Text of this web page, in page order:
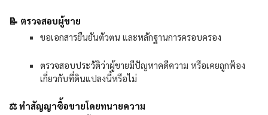
📝 ตรวจสอบผู้ขาย
ขอเอกสารยืนยันตัวตน และหลักฐานการครอบครอง
ตรวจสอบประวัติว่าผู้ขายมีปัญหาคดีความ หรือเคยถูกฟ้อง
เกี่ยวกับที่ดินแปลงนี้หรือไม่
⚖ ทำสัญญาซื้อขายโดยทนายความ